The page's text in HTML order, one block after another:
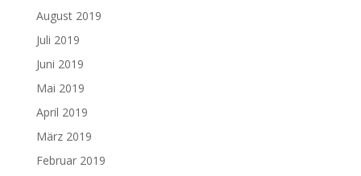
August 2019
Juli 2019
Juni 2019
Mai 2019
April 2019
März 2019
Februar 2019